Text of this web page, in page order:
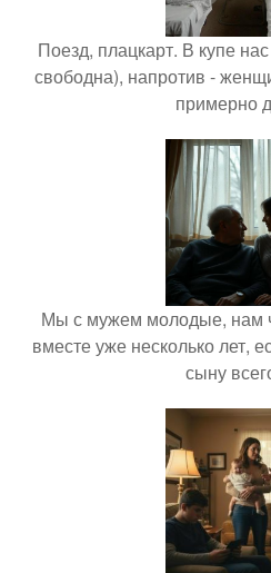
Поезд, плацкарт. В купе
свободна), напротив -
примерно
Мы с мужем молодые, нам
вместе уже несколько лет,
сыну